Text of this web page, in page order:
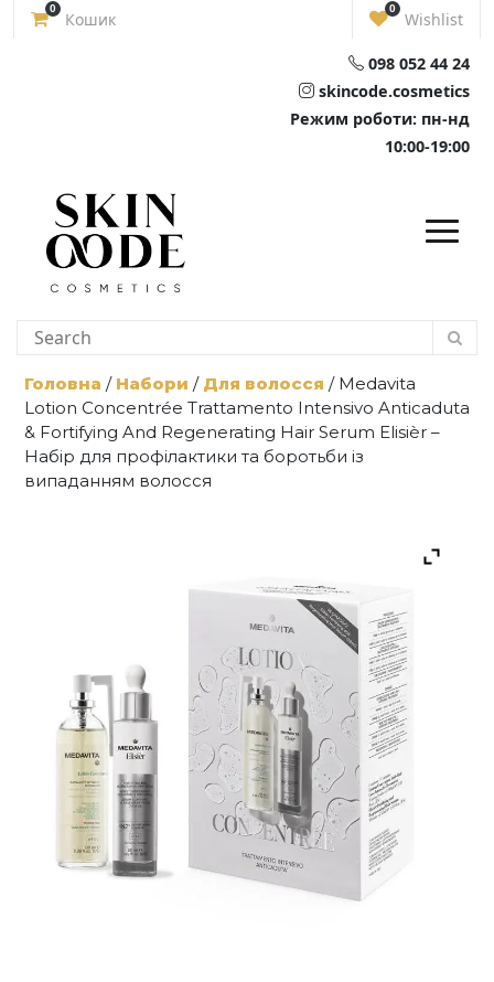
Skip
0
Кошик
0
Wishlist
098 052 44 24
skincode.cosmetics
Режим роботи: пн-нд
10:00-19:00
Головна / Набори / Для волосся / Medavita
Lotion Concentrée Trattamento Intensivo Anticaduta
& Fortifying And Regenerating Hair Serum Elisièr –
Набір для профілактики та боротьби із
випаданням волосся